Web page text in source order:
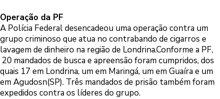
Operação da PF
A Polícia Federal desencadeou uma operação contra um
grupo criminoso que atua no contrabando de cigarros e
lavagem de dinheiro na região de Londrina.Conforme a PF,
20 mandados de busca e apreensão foram cumpridos, dos
quais 17 em Londrina, um em Maringá, um em Guaíra e um
em Agudosn(SP). Três mandados de prisão também foram
expedidos contra os líderes do grupo.